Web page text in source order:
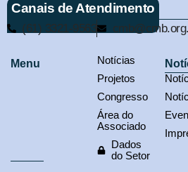
Canais de Atendimento
(61) 3321-9563
Menu
Notícias
Projetos
Congresso
Área do
Associado
Dados
do Setor